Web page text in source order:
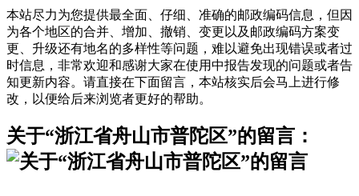
本站尽力为您提供最全面、仔细、准确的邮政编码信息，但因
为各个地区的合并、增加、撤销、变更以及邮政编码方案变
更、升级还有地名的多样性等问题，难以避免出现错误或者过
时信息，非常欢迎和感谢大家在使用中报告发现的问题或者告
知更新内容。请直接在下面留言，本站核实后会马上进行修
改，以便给后来浏览者更好的帮助。
关于“浙江省舟山市普陀区”的留言：